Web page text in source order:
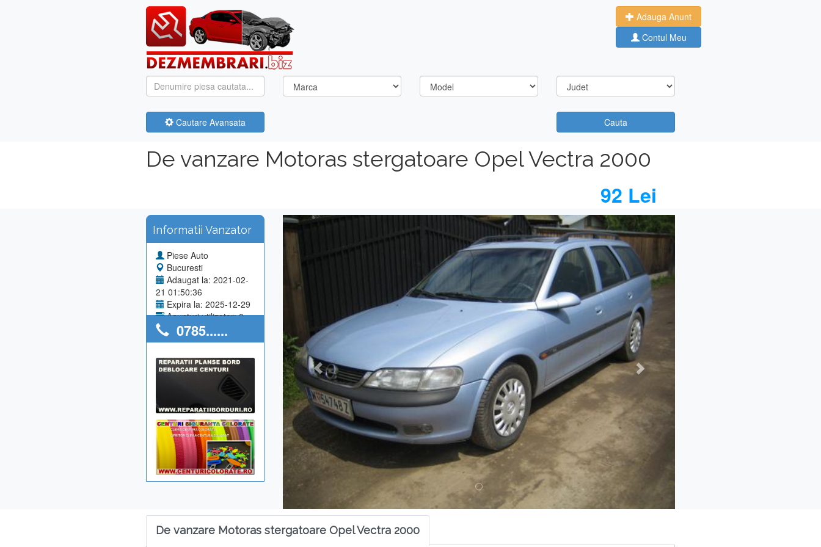
Adauga Anunt
Contul Meu
Cautare Avansata Cauta
De vanzare Motoras stergatoare Opel Vectra 2000
92 Lei
Informatii Vanzator
Piese Auto
Bucuresti
Adaugat la: 2021-02-
21 01:50:36
Expira la: 2025-12-29
Anunturi utilizator: 0
0785......
Previous Next
De vanzare Motoras stergatoare Opel Vectra 2000